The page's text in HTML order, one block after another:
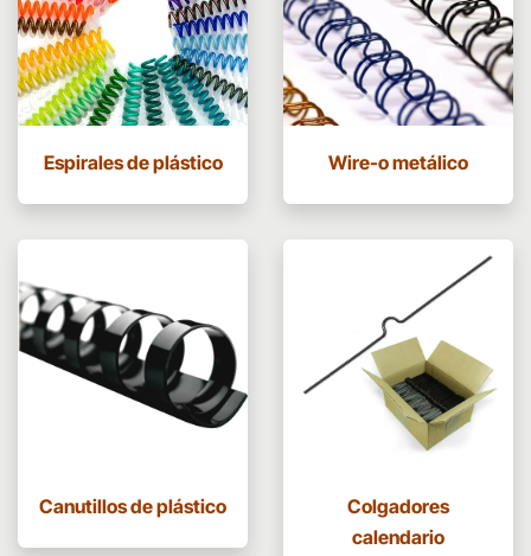
Espirales de plástico Wire-o metálico
Canutillos de plástico
Colgadores
calendario